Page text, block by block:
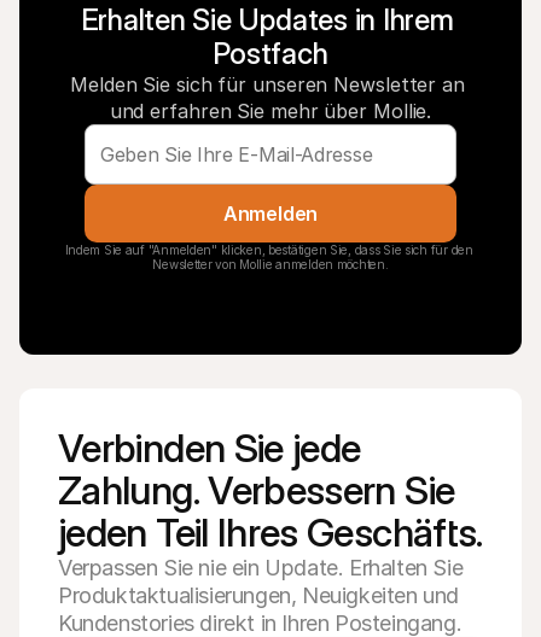
Erhalten Sie Updates in Ihrem
Postfach
Melden Sie sich für unseren Newsletter an
und erfahren Sie mehr über Mollie.
Anmelden
Indem Sie auf "Anmelden" klicken, bestätigen Sie, dass Sie sich für den
Newsletter von Mollie anmelden möchten.
Verbinden Sie jede
Zahlung. Verbessern Sie
jeden Teil Ihres Geschäfts.
Verpassen Sie nie ein Update. Erhalten Sie
Produktaktualisierungen, Neuigkeiten und
Kundenstories direkt in Ihren Posteingang.